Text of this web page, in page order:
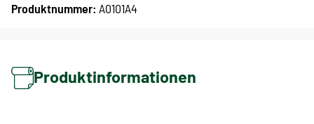
Produktnummer: A0101A4
Produktinformationen